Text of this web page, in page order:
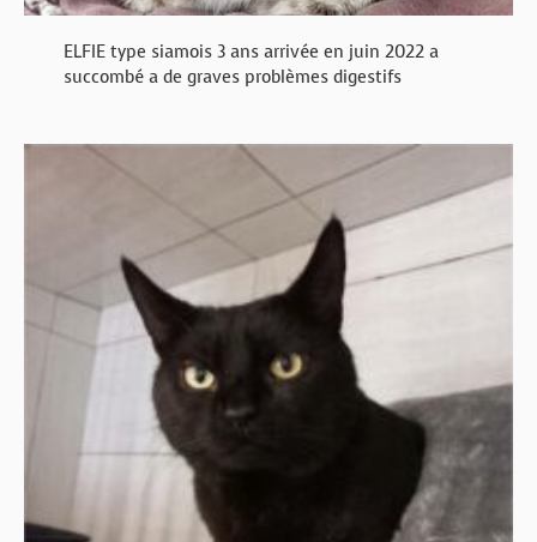
ELFIE type siamois 3 ans arrivée en juin 2022 a
succombé a de graves problèmes digestifs